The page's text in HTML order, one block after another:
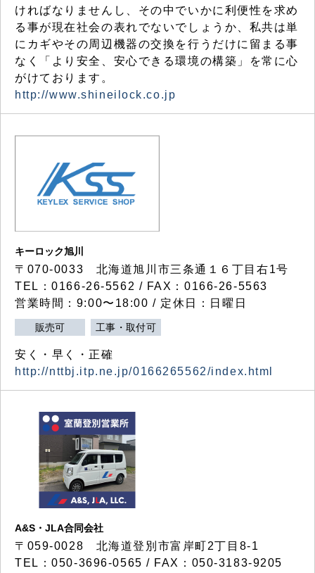
ければなりませんし、その中でいかに利便性を求め
る事が現在社会の表れでないでしょうか、私共は単
にカギやその周辺機器の交換を行うだけに留まる事
なく「より安全、安心できる環境の構築」を常に心
がけております。
http://www.shineilock.co.jp
キーロック旭川
〒070-0033 北海道旭川市三条通１６丁目右1号
TEL：0166-26-5562 / FAX：0166-26-5563
営業時間：9:00〜18:00 / 定休日：日曜日
販売可 工事・取付可
安く・早く・正確
http://nttbj.itp.ne.jp/0166265562/index.html
A&S・JLA合同会社
〒 059-0028 北海道登別市富岸町2丁目 8-1
TEL：050-3696-0565 / FAX：050-3183-9205